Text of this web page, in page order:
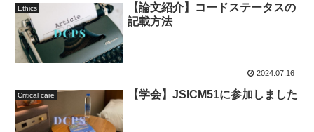
Ethics
【論文紹介】コードステータスの
記載方法
2024.07.16
Critical care 【学会】JSICM51に参加しました